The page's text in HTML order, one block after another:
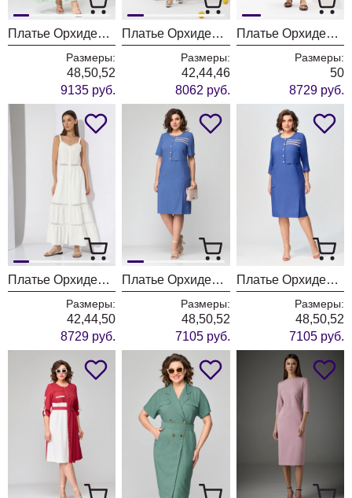
Платье ОрхидеяЛюкс 1438
Размеры:
48,50,52
9135 руб.
Платье ОрхидеяЛюкс 1427
Размеры:
42,44,46
8062 руб.
Платье ОрхидеяЛюкс 1284-1
Размеры:
50
8729 руб.
Платье ОрхидеяЛюкс 1284
Размеры:
42,44,50
8729 руб.
Платье ОрхидеяЛюкс 1244
Размеры:
48,50,52
7105 руб.
Платье ОрхидеяЛюкс 1414
Размеры:
48,50,52
7105 руб.